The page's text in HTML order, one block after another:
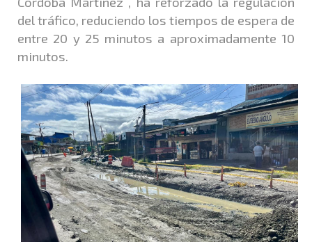
del tráfico, reduciendo los tiempos de espera de
entre 20 y 25 minutos a aproximadamente 10
minutos.